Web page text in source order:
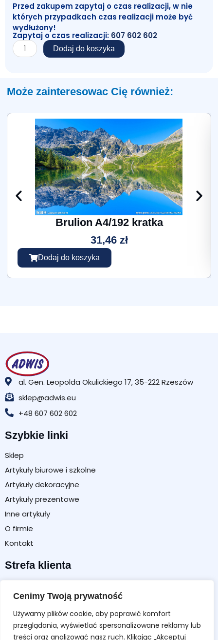
Cenimy Twoją prywatność
Używamy plików cookie, aby poprawić komfort
przeglądania, wyświetlać spersonalizowane reklamy lub
treści oraz analizować nasz ruch. Klikając „Akceptuj
Przed zakupem zapytaj o czas realizacji, w nie
których przypadkach czas realizacji może być
wydłużony!
Zapytaj o czas realizacji: 607 602 602
ilość
Taśma
Dodaj do koszyka
Może zainteresowac Cię również:
Brulion A4/192 kratka
31,46 zł
Dodaj do koszyka
al. Gen. Leopolda Okulickiego 17, 35-222 Rzeszów
sklep@adwis.eu
+48 607 602 602
Szybkie linki
Sklep
Artykuły biurowe i szkolne
Artykuły dekoracyjne
Artykuły prezentowe
Inne artykuły
O firmie
Kontakt
Strefa klienta
Koszyk
Formularz zwrotu / reklamacji
Regulamin sklepu